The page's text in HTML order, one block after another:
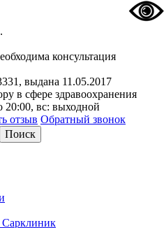
консультация
выдана 11.05.2017
в сфере здравоохранения
20:00, вс: выходной
отзыв Обратный звонок